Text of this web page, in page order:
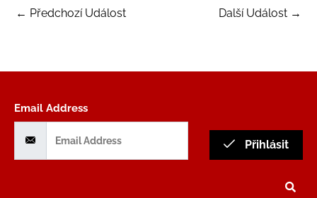
← Předchozí Událost Další Událost →
Email Address
Přihlásit